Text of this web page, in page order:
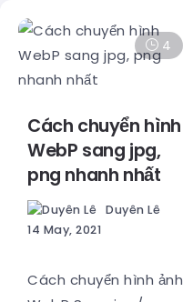
4
Cách chuyển hình
WebP sang jpg,
png nhanh nhất
Duyên Lê
14 May, 2021
Cách chuyển hình ảnh